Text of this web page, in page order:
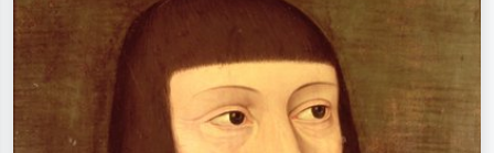
impresszionizmus, Hokusai-hullám,
akt.